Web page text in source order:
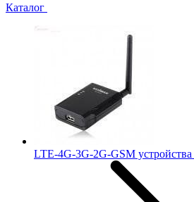
Каталог
LTE-4G-3G-2G-GSM устройства